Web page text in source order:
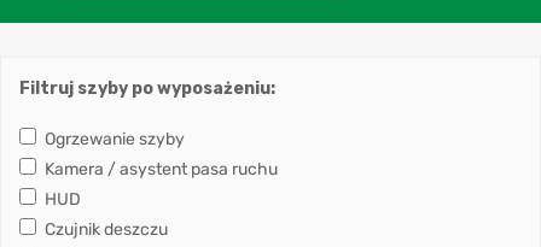
Filtruj szyby po wyposażeniu:
Ogrzewanie szyby
Kamera / asystent pasa ruchu
HUD
Czujnik deszczu